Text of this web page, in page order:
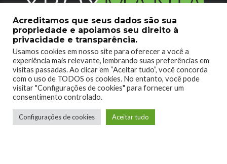
2020 © Xboxmania. Todos os Direitos Reservados.
SOBRE O XBOX MANIA CONTATO
ENCONTROU UM PROBLEMA?
Acreditamos que seus dados são sua
propriedade e apoiamos seu direito à
privacidade e transparência.
Usamos cookies em nosso site para oferecer a você a
experiência mais relevante, lembrando suas preferências em
visitas passadas. Ao clicar em “Aceitar tudo”, você concorda
com o uso de TODOS os cookies. No entanto, você pode
visitar "Configurações de cookies" para fornecer um
consentimento controlado.
Configurações de cookies Aceitar tudo